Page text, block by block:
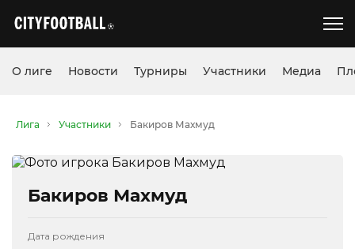
О лиге Новости Турниры Участники Медиа
Лига Участники Бакиров Махмуд
Бакиров Махмуд
Дата рождения